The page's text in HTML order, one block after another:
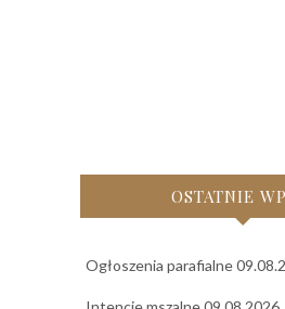
OSTATNIE
Ogłoszenia parafialne